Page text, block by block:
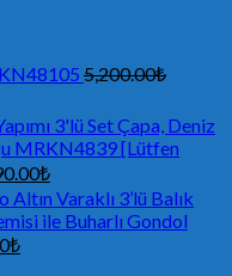
5,200.00₺
3'lü Set Çapa, Deniz
MRKN4839 [Lütfen
₺
Varaklı 3’lü Balık
ile Buharlı Gondol
₺